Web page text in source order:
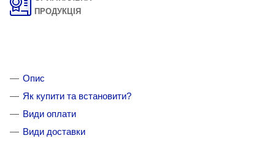
ПРОДУКЦІЯ
Опис
Як купити та встановити?
Види оплати
Види доставки